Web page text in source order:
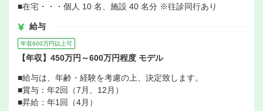
■在宅・・・個人 10 名、施設 40 名分 ※往診同行あり
給与
年収600万円以上可
【年収】450万円～600万円程度 モデル
■給与は、年齢・経験を考慮の上、決定致します。
■賞与：年2回（7月、12月）
■昇給：年1回（4月）